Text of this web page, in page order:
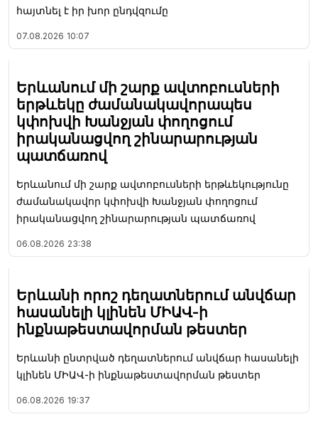
հայտնել է իր խոր ընդվզումը
07.08.2026 10:07
Երևանում մի շարք ավտոբուսների
երթևեկը ժամանակավորապես
կփոխվի Խանջյան փողոցում
իրականացվող շինարարության
պատճառով
Երևանում մի շարք ավտոբուսների երթևեկությունը
ժամանակավոր կփոխվի Խանջյան փողոցում
իրականացվող շինարարության պատճառով
06.08.2026 23:38
Երևանի որոշ դեղատներում անվճար
հասանելի կլինեն ՄԻԱՎ-ի
ինքնաթեստավորման թեստեր
Երևանի ընտրված դեղատներում անվճար հասանելի
կլինեն ՄԻԱՎ-ի ինքնաթեստավորման թեստեր
06.08.2026 19:37